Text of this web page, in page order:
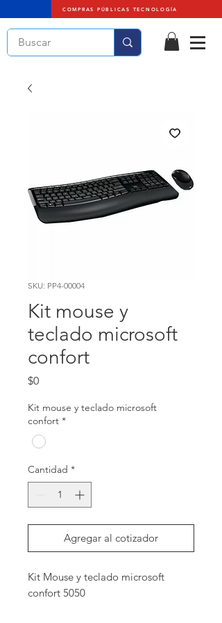
COMPRAS PÚBLICAS TECNOLOGÍA
SKU: PP4-00004
Kit mouse y
teclado microsoft
confort
$0Precio
Kit mouse y teclado microsoft
confort *
Cantidad *
Agregar al cotizador
Kit Mouse y teclado microsoft
confort 5050